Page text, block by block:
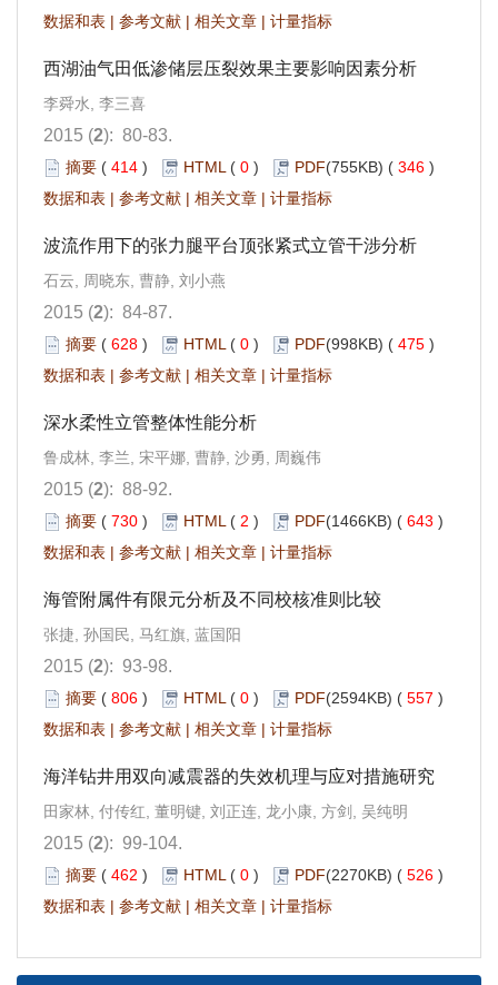
数据和表 | 参考文献 | 相关文章 | 计量指标
西湖油气田低渗储层压裂效果主要影响因素分析
李舜水, 李三喜
2015 (2): 80-83.
摘要 ( 414 ) HTML ( 0 ) PDF(755KB) ( 346 )
数据和表 | 参考文献 | 相关文章 | 计量指标
波流作用下的张力腿平台顶张紧式立管干涉分析
石云, 周晓东, 曹静, 刘小燕
2015 (2): 84-87.
摘要 ( 628 ) HTML ( 0 ) PDF(998KB) ( 475 )
数据和表 | 参考文献 | 相关文章 | 计量指标
深水柔性立管整体性能分析
鲁成林, 李兰, 宋平娜, 曹静, 沙勇, 周巍伟
2015 (2): 88-92.
摘要 ( 730 ) HTML ( 2 ) PDF(1466KB) ( 643 )
数据和表 | 参考文献 | 相关文章 | 计量指标
海管附属件有限元分析及不同校核准则比较
张捷, 孙国民, 马红旗, 蓝国阳
2015 (2): 93-98.
摘要 ( 806 ) HTML ( 0 ) PDF(2594KB) ( 557 )
数据和表 | 参考文献 | 相关文章 | 计量指标
海洋钻井用双向减震器的失效机理与应对措施研究
田家林, 付传红, 董明键, 刘正连, 龙小康, 方剑, 吴纯明
2015 (2): 99-104.
摘要 ( 462 ) HTML ( 0 ) PDF(2270KB) ( 526 )
数据和表 | 参考文献 | 相关文章 | 计量指标